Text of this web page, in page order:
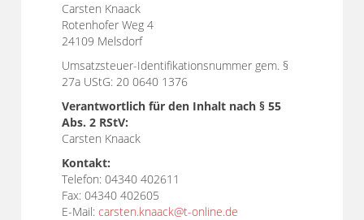
Carsten Knaack
Rotenhofer Weg 4
24109 Melsdorf
Umsatzsteuer-Identifikationsnummer gem. §
27a UStG: 20 0640 1376
Verantwortlich für den Inhalt nach § 55
Abs. 2 RStV:
Carsten Knaack
Kontakt:
Telefon: 04340 402611
Fax: 04340 402605
E-Mail: carsten.knaack@t-online.de